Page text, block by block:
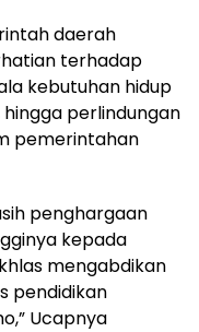
daerah
terhadap
kebutuhan hidup
perlindungan
pemerintahan
penghargaan
kepada
mengabdikan
pendidikan
Ucapnya